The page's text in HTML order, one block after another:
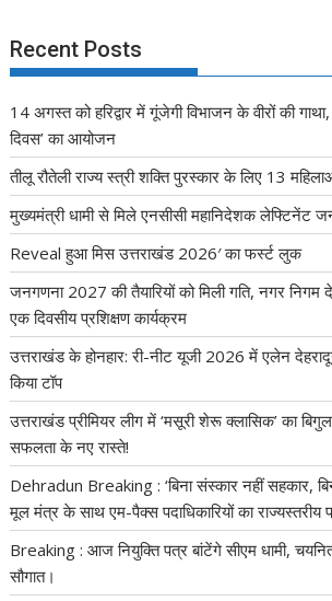
Recent Posts
14 अगस्त को हरिद्वार में गूंजेगी विभाजन के वीरों की गाथा,
दिवस’ का आयोजन
तीलू रौतेली राज्य स्त्री शक्ति पुरस्कार के लिए 13
मुख्यमंत्री धामी से मिले एनसीसी महानिदेशक लेफ्टिनेंट
Reveal हुआ मिस उत्तराखंड 2026′ का फर्स्ट लुक
जनगणना 2027 की तैयारियों को मिली गति, नगर
एक दिवसीय प्रशिक्षण कार्यक्रम
उत्तराखंड के होनहार: री-नीट यूजी 2026 में एलेन
किया टॉप
उत्तराखंड प्रीमियर लीग में ‘मसूरी शेरू क्लासिक’ का
सफलता के नए रास्ते!
Dehradun Breaking : ‘बिना संस्कार नहीं सहकार,
मूल मंत्र के साथ एम-पैक्स पदाधिकारियों का राज्यस्तरीय
Breaking : आज नियुक्ति पत्र बांटेंगे सीएम धामी, चयनित
सौगात।